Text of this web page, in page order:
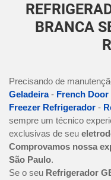
BRANCA
Precisando de
Geladeira- French Door
Freezer Refrigerador -
sempre um técnico
exclusivas de seu
Comprovamos nossa
São Paulo.
Se o seu Refrigerador